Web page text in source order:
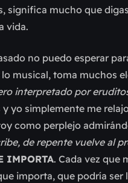
significa mucho que
vida.
no puedo esperar
musical, toma muchos
interpretado por
yo simplemente me
como perplejo
de repente vuelve al
IMPORTA. Cada vez que
importa, que podría